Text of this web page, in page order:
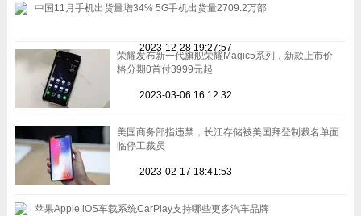
中国11月手机出货量增34% 5G手机出货量2709.2万部
2023-12-28 19:27:57
荣耀发布新一代旗舰荣耀Magic5系列，新款上市价
格分期0首付3999元起
2023-03-06 16:12:32
美国商务部指违禁，长江存储被美国拜登制裁名单面
临停工裁员
2023-02-17 18:41:53
苹果Apple iOS车载系统CarPlay支持哪些更多汽车品牌